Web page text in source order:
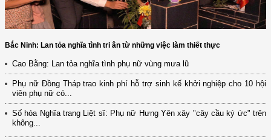
Bắc Ninh: Lan tỏa nghĩa tình tri ân từ những việc làm thiết thực
Cao Bằng: Lan tỏa nghĩa tình phụ nữ vùng mưa lũ
Phụ nữ Đồng Tháp trao kinh phí hỗ trợ sinh kế khởi nghiệp cho 10 hội
viên phụ nữ có...
Số hóa Nghĩa trang Liệt sĩ: Phụ nữ Hưng Yên xây "cây cầu ký ức" trên
không...